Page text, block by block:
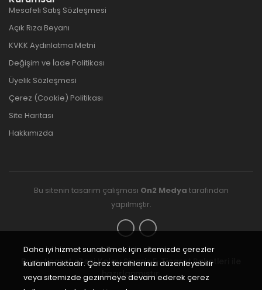
Mesafeli Satış Sözleşmesi
Açık Rıza Beyanı
KVKK Aydınlatma Metni
Değişim ve İade Politikası
Üyelik Sözleşmesi
Çerez (Cookie) Politikası
Site Haritası
Hakkımızda
Bu sitenin tasarım çalışması On2 Medya tarafından
yapılmıştır.
Bu e-ticaret sitesiKolay Sipariş E-Ticaret Paketleri
hazırlanmıştır.
Daha iyi hizmet sunabilmek için sitemizde çerezler
kullanılmaktadır. Çerez tercihlerinizi düzenleyebilir
veya sitemizde gezinmeye devam ederek çerez